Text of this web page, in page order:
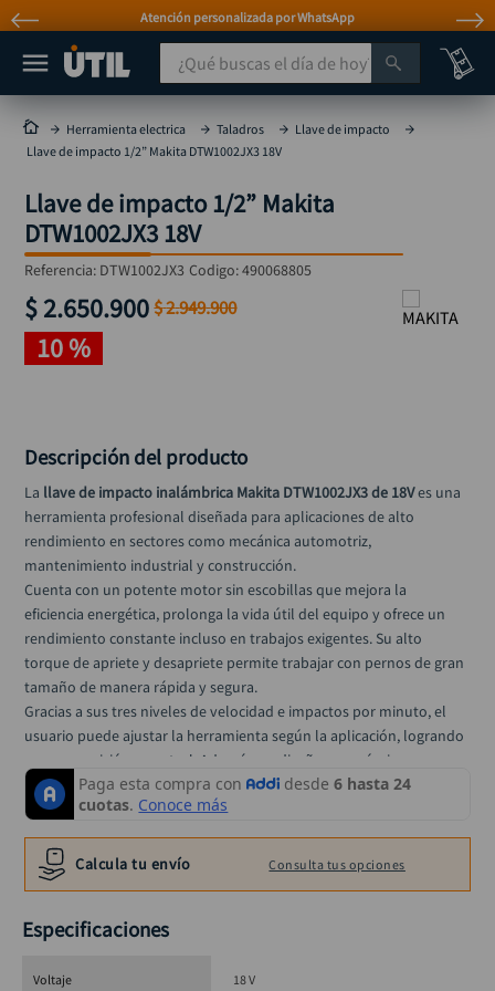
Atención personalizada por WhatsApp
¿Qué buscas el día de hoy?
Herramienta electrica Taladros
Llave de impacto
Llave de impacto 1/2” Makita DTW1002JX3 18V
Llave de impacto 1/2” Makita
DTW1002JX3 18V
Referencia: DTW1002JX3 Codigo:490068805
$2.650.900 $2.949.900
10 %
Descripción del producto
La llave de impacto inalámbrica Makita DTW1002JX3 de 18V es una
herramienta profesional diseñada para aplicaciones de alto
rendimiento en sectores como mecánica automotriz,
mantenimiento industrial y construcción.
Cuenta con un potente motor sin escobillas que mejora la
eficiencia energética, prolonga la vida útil del equipo y ofrece un
rendimiento constante incluso en trabajos exigentes. Su alto
torque de apriete y desapriete permite trabajar con pernos de gran
tamaño de manera rápida y segura.
Gracias a sus tres niveles de velocidad e impactos por minuto, el
usuario puede ajustar la herramienta según la aplicación, logrando
mayor precisión y control. Además, su diseño ergonómico y
robusto reduce la fatiga durante largas jornadas de trabajo.
Este modelo hace parte de la plataforma LXT de Makita,
garantizando compatibilidad con una amplia gama de baterías y
herramientas. Incluye baterías, cargador y maletín para un uso
inmediato en campo.
Especificaciones técnicas
Calcula tu envío Consulta tus opciones
Especificaciones
Voltaje 18 V
MÁS BUSCADOS
taladro
taladros pulidoras
compresor
broca
sierra circular
hidrolavadora
taladro inalámbrico
rodachina